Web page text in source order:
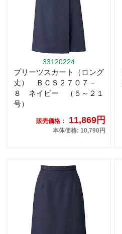
33120224
プリーツスカート（ロング
丈） ＢＣＳ２７０７－
８ ネイビー （５～２１
号）
販売価格： 11,869円
本体価格: 10,790円